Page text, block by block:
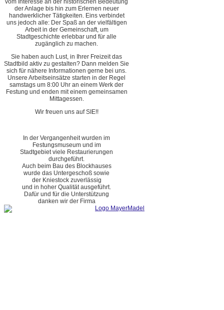
vom Interesse an der historischen Bedeutung
der Anlage bis hin zum Erlernen neuer
handwerklicher Tätigkeiten. Eins verbindet
uns jedoch alle: Der Spaß an der vielfältigen
Arbeit in der Gemeinschaft, um
Stadtgeschichte erlebbar und für alle
zugänglich zu machen.
Sie haben auch Lust, in Ihrer Freizeit das
Stadtbild aktiv zu gestalten? Dann melden Sie
sich für nähere Informationen gerne bei uns.
Unsere Arbeitseinsätze starten in der Regel
samstags um 8:00 Uhr an einem Werk der
Festung und enden mit einem gemeinsamen
Mittagessen.
Wir freuen uns auf SIE!!
In der Vergangenheit wurden im
Festungsmuseum und im
Stadtgebiet viele Restaurierungen
durchgeführt.
Auch beim Bau des Blockhauses
wurde das Untergeschoß sowie
der Kniestock zuverlässig
und in hoher Qualität ausgeführt.
Dafür und für die Unterstützung
danken wir der Firma